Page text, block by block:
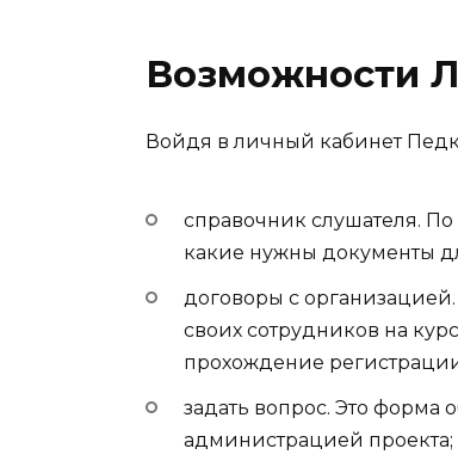
Возможности
Войдя в личный кабинет
справочник слушателя. По
какие нужны документы
договоры с
своих сотрудников на
прохождение
задать вопрос. Это форма
администрацией проекта;